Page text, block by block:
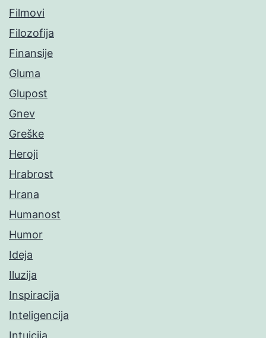
Filmovi
Filozofija
Finansije
Gluma
Glupost
Gnev
Greške
Heroji
Hrabrost
Hrana
Humanost
Humor
Ideja
Iluzija
Inspiracija
Inteligencija